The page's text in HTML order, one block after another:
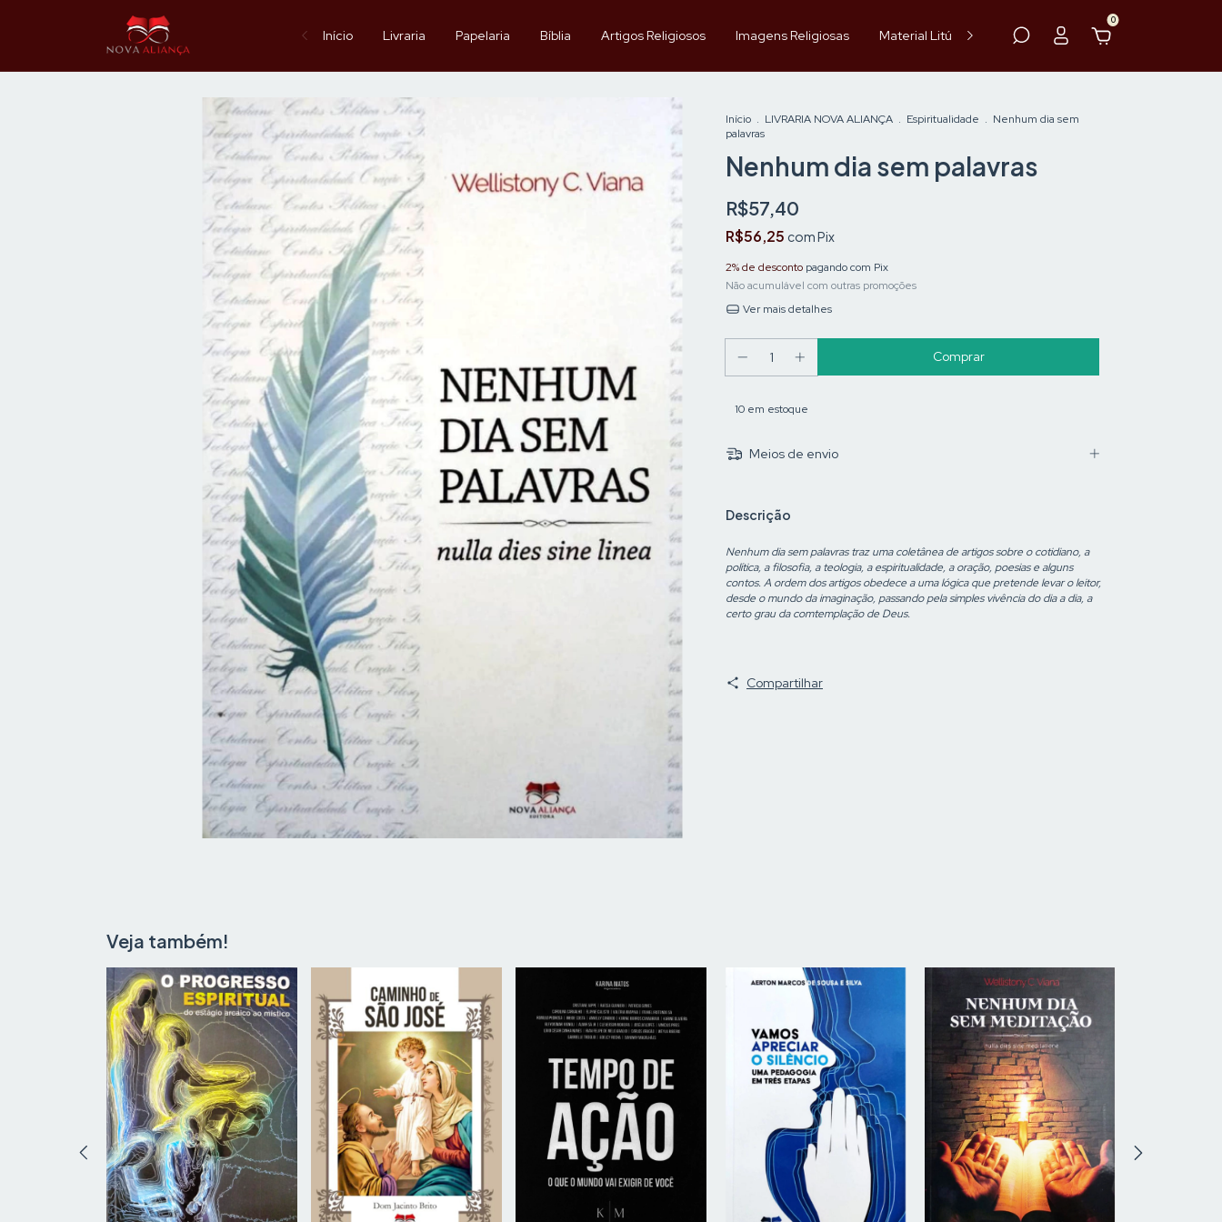
Início Livraria Papelaria Bíblia Artigos Religiosos Imagens Religiosas Material Litúrgico Paramentos
0
Início . LIVRARIA NOVA ALIANÇA . Espiritualidade . Nenhum dia sem
palavras
Nenhum dia sem palavras
R$57,40
R$56,25 comPix
2% de desconto pagando com Pix
Não acumulável com outras promoções
Ver mais detalhes
10 em estoque
Meios de envio
Descrição
Nenhum dia sem palavras traz uma coletânea de artigos sobre o cotidiano, a
política, a filosofia, a teologia, a espiritualidade, a oração, poesias e alguns
contos. A ordem dos artigos obedece a uma lógica que pretende levar o leitor,
desde o mundo da imaginação, passando pela simples vivência do dia a dia, a
certo grau da comtemplação de Deus.
Compartilhar
Veja também!